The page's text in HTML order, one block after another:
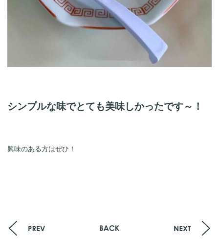
シンプルな味でとても美味しかったです～！
興味のある方はぜひ！